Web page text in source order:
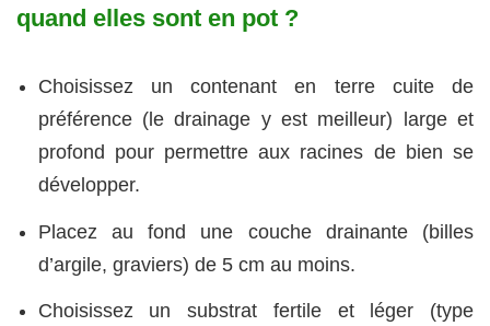
quand elles sont en pot ?
Choisissez un contenant en terre cuite de
préférence (le drainage y est meilleur) large et
profond pour permettre aux racines de bien se
développer.
Placez au fond une couche drainante (billes
d’argile, graviers) de 5 cm au moins.
Choisissez un substrat fertile et léger (type